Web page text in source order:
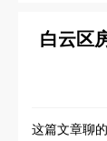
白云区
这篇文章聊